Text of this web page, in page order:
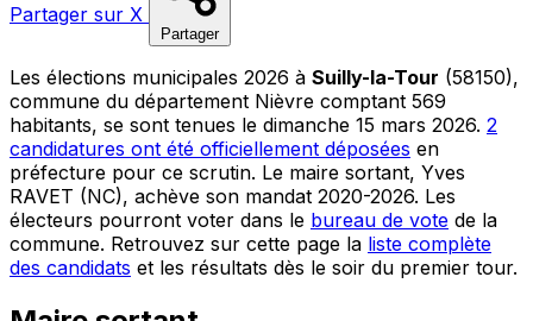
Partager sur X
Partager
Les élections municipales 2026 à Suilly-la-Tour (58150),
commune du département Nièvre comptant 569
habitants, se sont tenues le dimanche 15 mars 2026. 2
candidatures ont été officiellement déposées en
préfecture pour ce scrutin. Le maire sortant, Yves
RAVET (NC), achève son mandat 2020-2026. Les
électeurs pourront voter dans le bureau de vote de la
commune. Retrouvez sur cette page la liste complète
des candidats et les résultats dès le soir du premier tour.